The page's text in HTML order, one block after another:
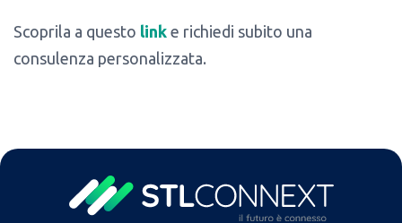
Scoprila a questo link e richiedi subito una
consulenza personalizzata.